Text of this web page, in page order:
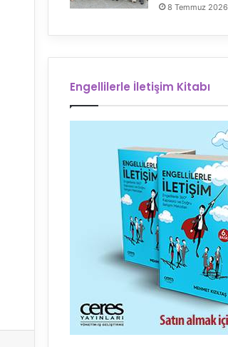
8 Temmuz 2026
Engellilerle İletişim Kitabı